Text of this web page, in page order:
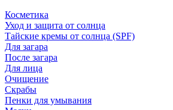
Косметика
Уход и защита от солнца
Тайские кремы от солнца (SPF)
Для загара
После загара
Для лица
Очищение
Скрабы
Пенки для умывания